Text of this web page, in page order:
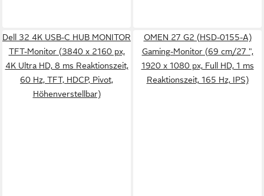
Dell 32 4K USB-C HUB MONITOR
TFT-Monitor (3840 x 2160 px,
4K Ultra HD, 8 ms Reaktionszeit,
60 Hz, TFT, HDCP, Pivot,
Höhenverstellbar)
OMEN 27 G2 (HSD-0155-A)
Gaming-Monitor (69 cm/27 ",
1920 x 1080 px, Full HD, 1 ms
Reaktionszeit, 165 Hz, IPS)